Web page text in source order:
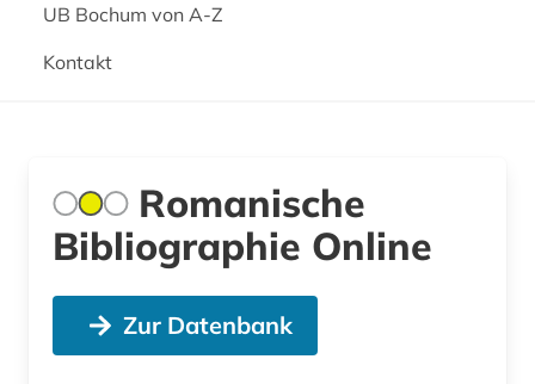
UB Bochum von A-Z
Kontakt
Romanische
Bibliographie Online
Zur Datenbank